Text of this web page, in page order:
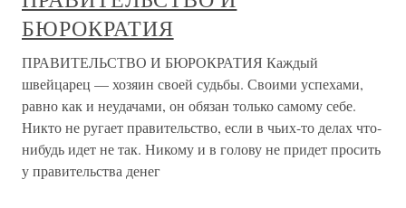
БЮРОКРАТИЯ
ПРАВИТЕЛЬСТВО И БЮРОКРАТИЯ Каждый
швейцарец — хозяин своей судьбы. Своими успехами,
равно как и неудачами, он обязан только самому себе.
Никто не ругает правительство, если в чьих-то делах что-
нибудь идет не так. Никому и в голову не придет просить
у правительства денег